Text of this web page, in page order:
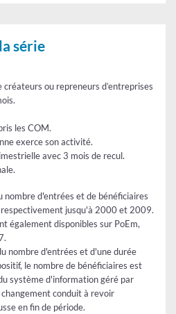
série
créateurs ou repreneurs d’entreprises
les COM.
exerce son activité.
avec 3 mois de recul.
nombre d'entrées et de bénéficiaires
jusqu'à 2000 et 2009.
également disponibles sur PoEm,
nombre d'entrées et d'une durée
le nombre de bénéficiaires est
système d'information géré par
conduit à revoir
en fin de période.